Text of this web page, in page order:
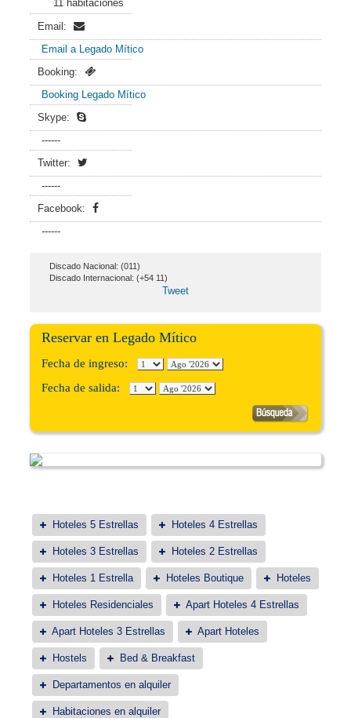
11 habitaciones
Email:
Email a Legado Mítico
Booking:
Booking Legado Mítico
Skype:
------
Twitter:
------
Facebook:
------
Discado Nacional: (011)
Discado Internacional: (+54 11)
Tweet
Reservar en Legado Mítico
Fecha de ingreso:
Fecha de salida:
Hoteles 5 Estrellas Hoteles 4 Estrellas
Hoteles 3 Estrellas Hoteles 2 Estrellas
Hoteles 1 Estrella Hoteles Boutique Hoteles
Hoteles Residenciales Apart Hoteles 4 Estrellas
Apart Hoteles 3 Estrellas Apart Hoteles
Hostels Bed & Breakfast
Departamentos en alquiler
Habitaciones en alquiler